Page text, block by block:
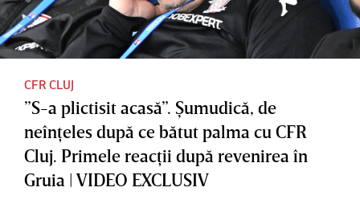
CFR CLUJ
”S-a plictisit acasă”. Şumudică, de
neînţeles după ce bătut palma cu CFR
Cluj. Primele reacţii după revenirea în
Gruia | VIDEO EXCLUSIV